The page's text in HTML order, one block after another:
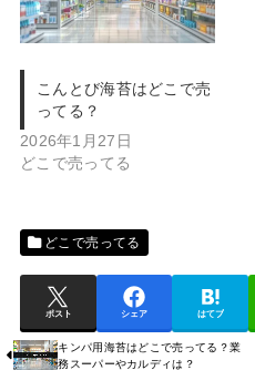
こんとび海苔はどこで売
ってる？
2026年1月27日
どこで売ってる
どこで売ってる
ポスト シェア はてブ
キンパ用海苔はどこで売ってる？業
務スーパーやカルディは？